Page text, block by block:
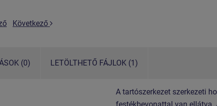
Következő
(0) LETÖLTHETŐ FÁJLOK (1)
A tartószerkezet szerkezeti
festékbevonattal van ellátva.